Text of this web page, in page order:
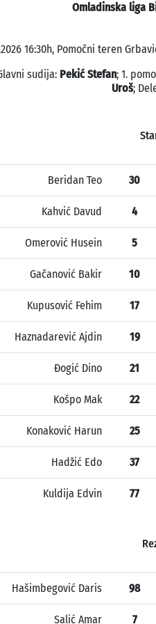
Omladinska liga
16:30h, Pomočni teren
sudija: Pekić Stefan; 1.
Uroš;
Beridan Teo 30
Kahvić Davud 4
Omerović Husein 5
Gačanović Bakir 10
Kupusović Fehim 17
Haznadarević Ajdin 19
Đogić Dino 21
Košpo Mak 22
Konaković Harun 25
Hadžić Edo 37
Kuldija Edvin 77
Hašimbegović Daris 98
Salić Amar 7